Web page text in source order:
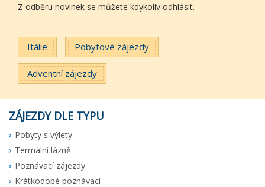
Z odběru novinek se můžete kdykoliv odhlásit.
Itálie Pobytové zájezdy
Adventní zájezdy
ZÁJEZDY DLE TYPU
Pobyty s výlety
Termální lázně
Poznávací zájezdy
Krátkodobé poznávací